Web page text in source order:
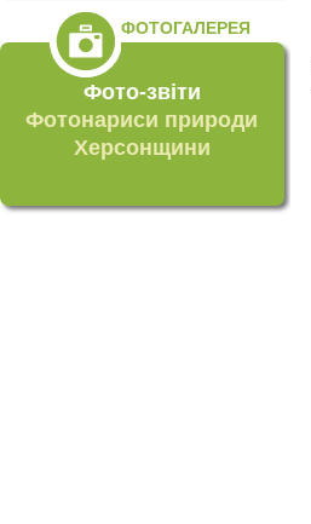
ФОТОГАЛЕРЕЯ
Фото-звіти
Фотонариси природи
Херсонщини